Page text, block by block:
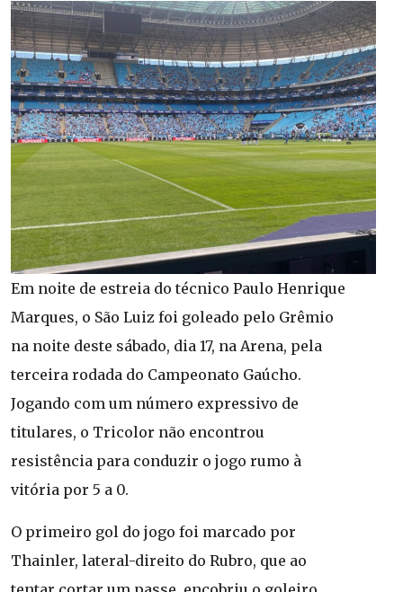
Em noite de estreia do técnico Paulo Henrique
Marques, o São Luiz foi goleado pelo Grêmio
na noite deste sábado, dia 17, na Arena, pela
terceira rodada do Campeonato Gaúcho.
Jogando com um número expressivo de
titulares, o Tricolor não encontrou
resistência para conduzir o jogo rumo à
vitória por 5 a 0.
O primeiro gol do jogo foi marcado por
Thainler, lateral-direito do Rubro, que ao